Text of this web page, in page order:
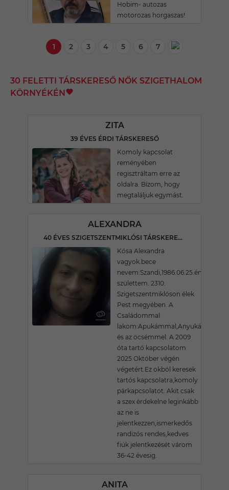
Hobim- autozas
motorozas horgaszas!
1 2 3 4 5 6 7
30 FELETTI TÁRSKERESŐ NŐK SZIGETHALOM
KÖRNYÉKÉN
ZITA
39 ÉVES ÉRDI TÁRSKERESŐ
Komoly kapcsolat
reményében
regisztráltam erre az
oldalra. Bízom, hogy
megtaláljuk egymást.
ALEXANDRA
40 ÉVES SZIGETSZENTMIKLÓSI TÁRSKERESŐ
Kósa Alexandra
vagyok.bece
nevem:Szandi,1986.06.25.én
születtem. 2310.
Szigetszentmiklóson élek
Pest megyében. A
Családommal
lakom:Apukámmal,Anyukámmal
és az öcsémmel. A 2009
óta tartó kapcsolatom
2025 Október végén
végetért.Ez okból keresek
tartós kapcsolatra,komoly
párkapcsolatot. Akit csak
a szex érdekelne leginkább
az ne is
jelentkezzen,ismerkedős
randizós rendes,kedves
fiúk jelentkezését várom
36-42 évesig.
ANITA